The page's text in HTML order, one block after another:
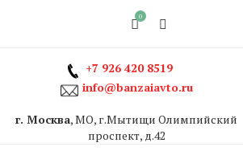
0
+7 926 420 8519
info@banzaiavto.ru
г. Москва, МО, г.Мытищи Олимпийский
проспект, д.42